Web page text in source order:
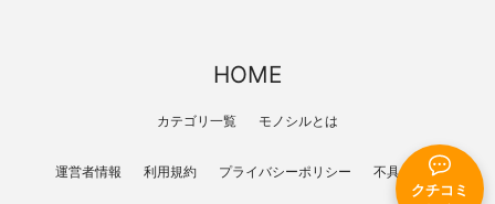
クチコミ
HOME
カテゴリ一覧 モノシルとは
運営者情報 利用規約 プライバシーポリシー 不具合報告